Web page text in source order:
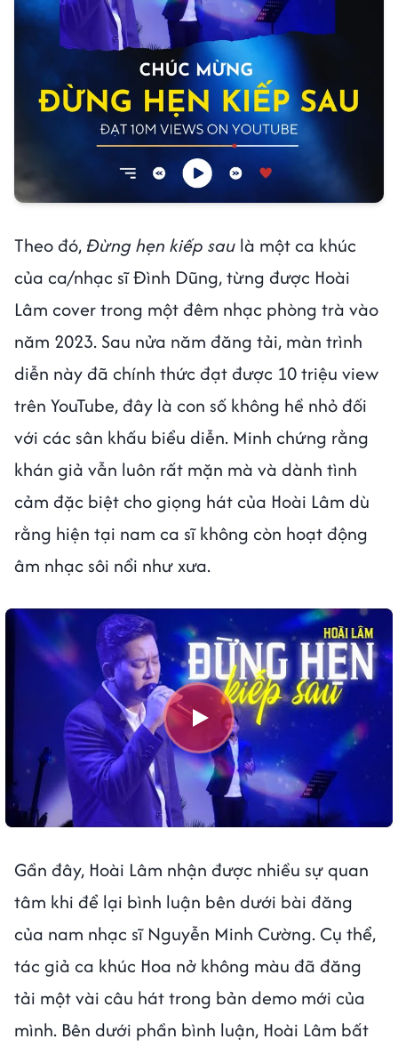
Theo đó, Đừng hẹn kiếp sau là một ca khúc
của ca/nhạc sĩ Đình Dũng, từng được Hoài
Lâm cover trong một đêm nhạc phòng trà vào
năm 2023. Sau nửa năm đăng tải, màn trình
diễn này đã chính thức đạt được 10 triệu view
trên YouTube, đây là con số không hề nhỏ đối
với các sân khấu biểu diễn. Minh chứng rằng
khán giả vẫn luôn rất mặn mà và dành tình
cảm đặc biệt cho giọng hát của Hoài Lâm dù
rằng hiện tại nam ca sĩ không còn hoạt động
âm nhạc sôi nổi như xưa.
Gần đây, Hoài Lâm nhận được nhiều sự quan
tâm khi để lại bình luận bên dưới bài đăng
của nam nhạc sĩ Nguyễn Minh Cường. Cụ thể,
tác giả ca khúc Hoa nở không màu đã đăng
tải một vài câu hát trong bản demo mới của
mình. Bên dưới phần bình luận, Hoài Lâm bất